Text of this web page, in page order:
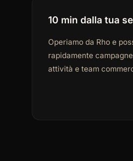
10 min dalla tua
Operiamo da Rho e
rapidamente
attività e team